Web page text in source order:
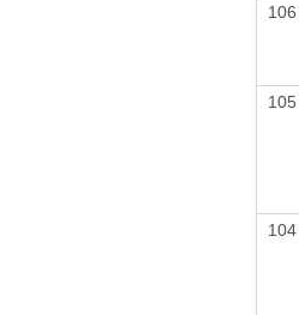
106
105
104